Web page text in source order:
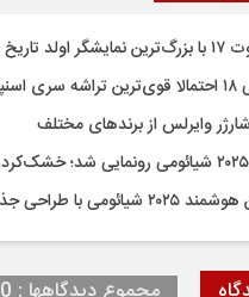
معرفی می‌شود
کرد
وایرلس از برندهای مختلف
جذاب و عملکرد سریع رونمایی شد